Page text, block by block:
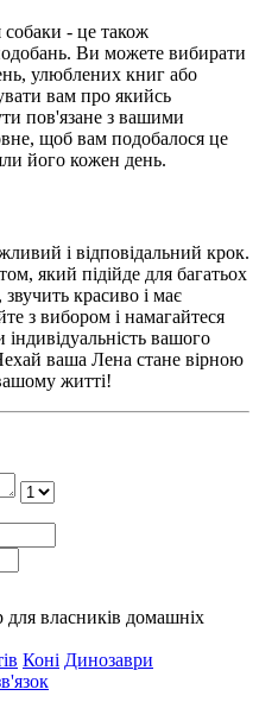
собаки - це також
Ви можете вибирати
улюблених книг або
вам про якийсь
пов'язане з вашими
щоб вам подобалося це
його кожен день.
і відповідальний крок.
який підійде для багатьох
красиво і має
з вибором і намагайтеся
індивідуальність вашого
ваша Лена стане вірною
житті!
власників домашніх
Коні Динозаври